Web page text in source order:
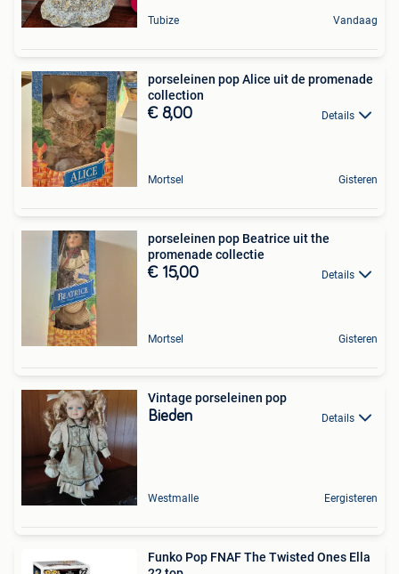
Tubize Vandaag
porseleinen pop Alice uit de promenade
collection
€ 8,00 Details
Mortsel Gisteren
porseleinen pop Beatrice uit the
promenade collectie
€ 15,00 Details
Mortsel Gisteren
Vintage porseleinen pop
Bieden Details
Westmalle Eergisteren
Funko Pop FNAF The Twisted Ones Ella